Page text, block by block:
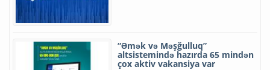
“Əmək və Məşğulluq”
altsistemində hazırda 65 mindən
çox aktiv vakansiya var